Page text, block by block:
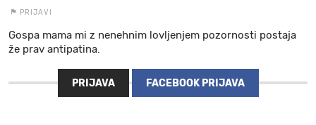
PRIJAVI
Gospa mama mi z nenehnim lovljenjem pozornosti postaja
že prav antipatina.
PRIJAVA FACEBOOK PRIJAVA